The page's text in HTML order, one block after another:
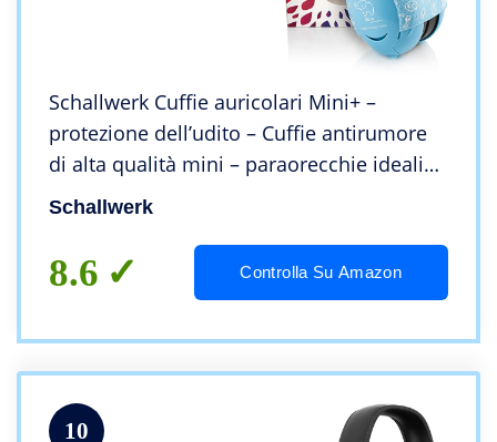
Schallwerk Cuffie auricolari Mini+ –
protezione dell’udito – Cuffie antirumore
di alta qualità mini – paraorecchie ideali
per la vita quotidiana, feste e celebrazioni,
Schallwerk
8.6 Controlla Su Amazon
10